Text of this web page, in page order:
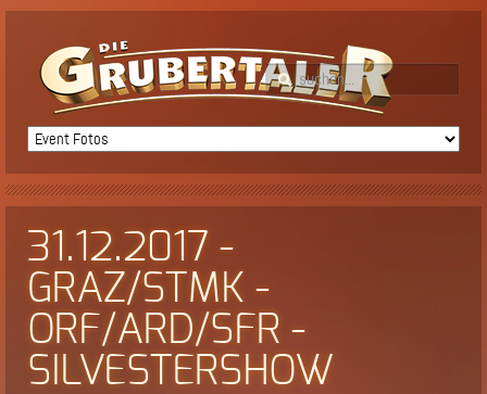
31.12.2017 -
GRAZ/STMK -
ORF/ARD/SFR -
SILVESTERSHOW